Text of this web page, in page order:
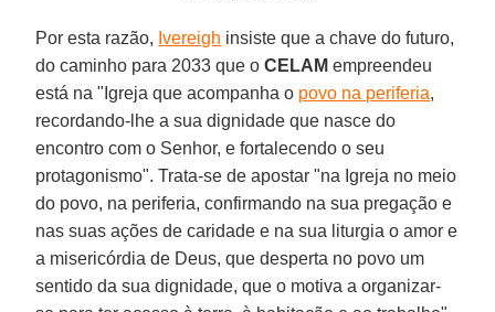
Por esta razão, Ivereigh insiste que a chave do futuro,
do caminho para 2033 que oCELAM empreendeu
está na "Igreja que acompanha o povo na periferia,
recordando-lhe a sua dignidade que nasce do
encontro com o Senhor, e fortalecendo o seu
protagonismo". Trata-se de apostar "na Igreja no meio
do povo, na periferia, confirmando na sua pregação e
nas suas ações de caridade e na sua liturgia o amor e
a misericórdia de Deus, que desperta no povo um
sentido da sua dignidade, que o motiva a organizar-